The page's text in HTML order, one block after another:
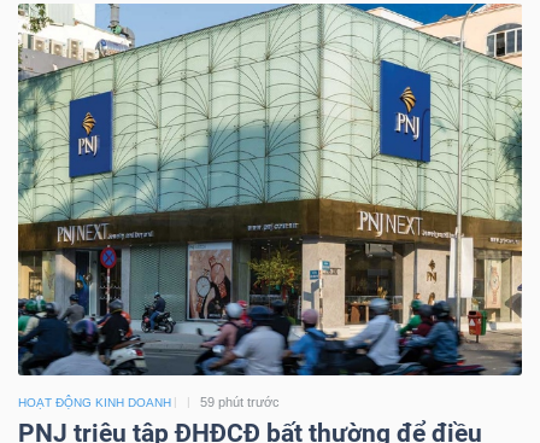
HOẠT ĐỘNG KINH DOANH 59 phút trước
PNJ triệu tập ĐHĐCĐ bất thường để điều